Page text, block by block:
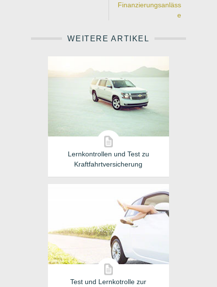
Finanzierungsanläss
e
WEITERE ARTIKEL
Lernkontrollen und Test zu
Kraftfahrtversicherung
Test und Lernkotrolle zur